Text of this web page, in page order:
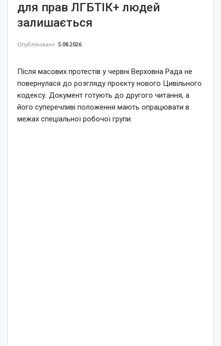
для прав ЛГБТІК+ людей
залишається
Опубліковано 5.08.2026
Після масових протестів у червні Верховна Рада не
повернулася до розгляду проєкту нового Цивільного
кодексу. Документ готують до другого читання, а
його суперечливі положення мають опрацювати в
межах спеціальної робочої групи.